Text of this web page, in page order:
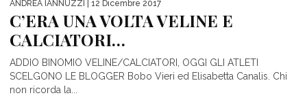
ANDREA IANNUZZI | 12 Dicembre 2017
C’ERA UNA VOLTA VELINE E
CALCIATORI…
ADDIO BINOMIO VELINE/CALCIATORI, OGGI GLI ATLETI
SCELGONO LE BLOGGER Bobo Vieri ed Elisabetta Canalis. Chi
non ricorda la...